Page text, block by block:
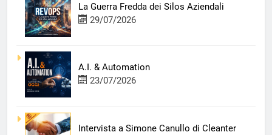
La Guerra Fredda dei Silos Aziendali
29/07/2026
A.I. & Automation
23/07/2026
Intervista a Simone Canullo di Cleanter